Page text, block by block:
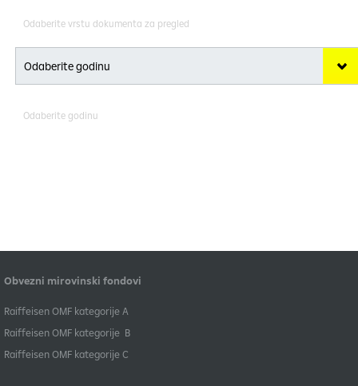
Odaberite vrstu dokumenta za pregled
Odaberite godinu
Obvezni mirovinski fondovi
​Raiffeisen OMF kategorije A
Raiffeisen OMF kategorije B
​Raiffeisen OMF kategorije C